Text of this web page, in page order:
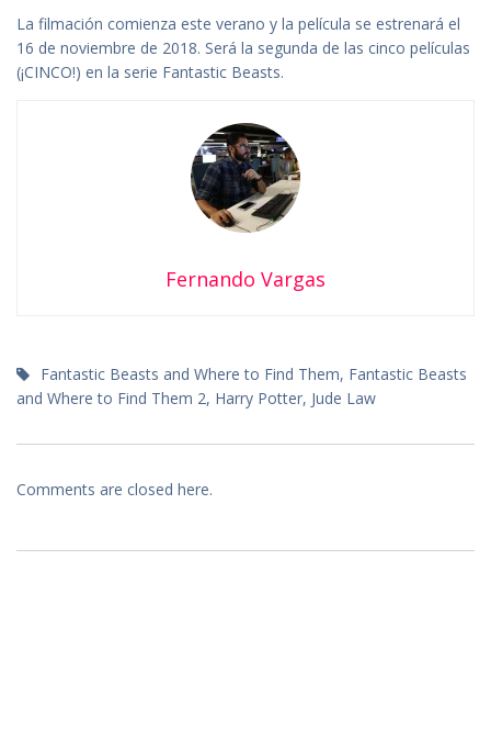
La filmación comienza este verano y la película se estrenará el
16 de noviembre de 2018. Será la segunda de las cinco películas
(¡CINCO!) en la serie Fantastic Beasts.
Fernando Vargas
Fantastic Beasts and Where to Find Them, Fantastic Beasts
and Where to Find Them 2, Harry Potter, Jude Law
Comments are closed here.